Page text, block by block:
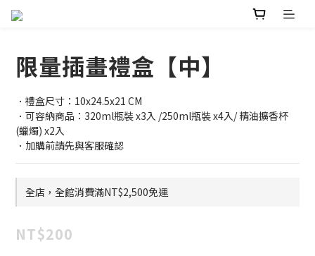
限量插畫禮盒【中】
．禮盒尺寸：10x24.5x21 CM
．可容納商品：320ml瓶裝 x3入 /250ml瓶裝 x4入/ 精油擴香杯
(蠟燭) x2入
．加購前請先與客服確認
全店，全館消費滿NT$2,500免運
NT$200